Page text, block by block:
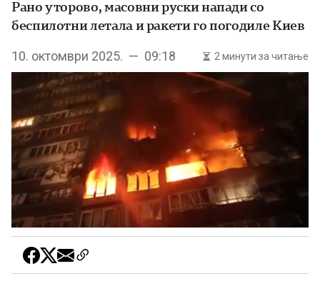
Рано уторово, масовни руски напади со
беспилотни летала и ракети го погодиле Киев
10. октомври 2025. — 09:18 2 минути за читање